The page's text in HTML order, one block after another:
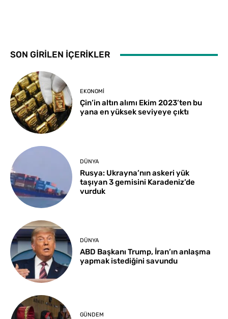
SON GİRİLEN İÇERİKLER
EKONOMI
Çin’in altın alımı Ekim 2023’ten bu
yana en yüksek seviyeye çıktı
DÜNYA
Rusya: Ukrayna’nın askeri yük
taşıyan 3 gemisini Karadeniz’de
vurduk
DÜNYA
ABD Başkanı Trump, İran’ın anlaşma
yapmak istediğini savundu
GÜNDEM